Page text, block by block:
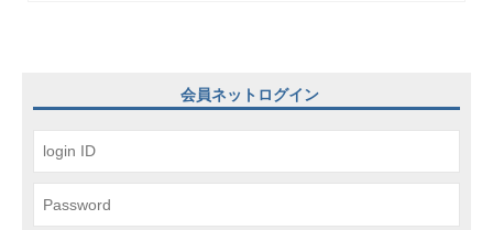
ョ
ン
会員ネットログイン